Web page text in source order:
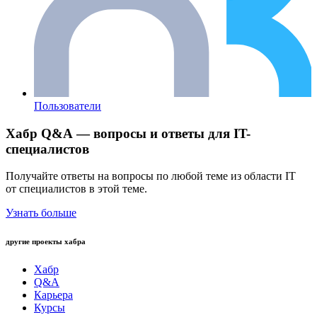
Пользователи
Хабр Q&A — вопросы и ответы для IT-
специалистов
Получайте ответы на вопросы по любой теме из области IT
от специалистов в этой теме.
Узнать больше
другие проекты хабра
Хабр
Q&A
Карьера
Курсы